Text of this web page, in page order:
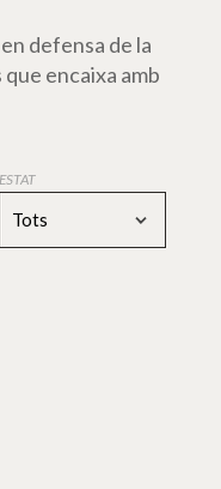
defensa de la
encaixa amb
ESTAT
Tots